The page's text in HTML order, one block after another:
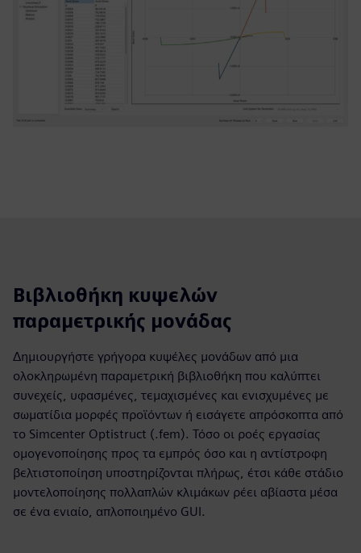
Βιβλιοθήκη κυψελών
παραμετρικής μονάδας
Δημιουργήστε γρήγορα κυψέλες μονάδων από μια
ολοκληρωμένη παραμετρική βιβλιοθήκη που καλύπτει
συνεχείς, υφασμένες, τεμαχισμένες και ενισχυμένες με
σωματίδια μορφές προϊόντων ή εισάγετε απρόσκοπτα από
το Simcenter Optistruct (.fem). Τόσο οι ροές εργασίας
ομογενοποίησης προς τα εμπρός όσο και η αντίστροφη
βελτιστοποίηση υποστηρίζονται πλήρως, έτσι κάθε στάδιο
μοντελοποίησης πολλαπλών κλιμάκων ρέει αβίαστα μέσα
σε ένα ενιαίο, απλοποιημένο GUI.